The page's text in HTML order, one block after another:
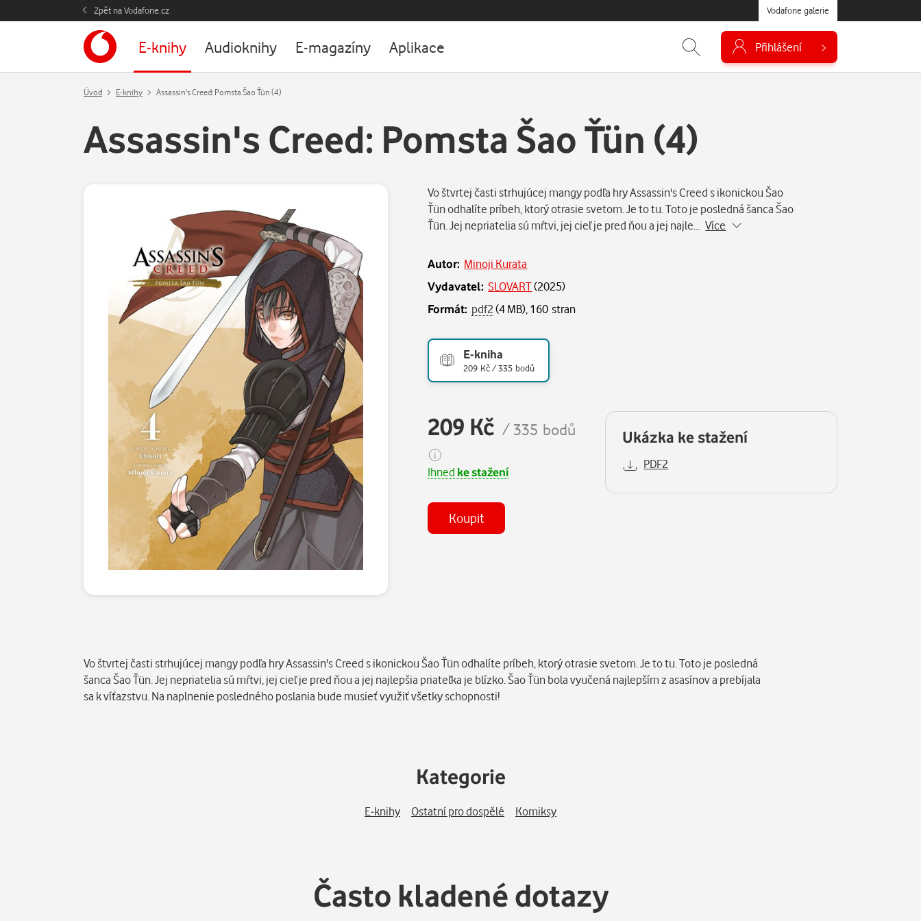
Zpět na Vodafone.cz Vodafone galerie
E-knihy Audioknihy E-magazíny Aplikace Přihlášení
Úvod E-knihy Assassin's Creed: Pomsta Šao Ťün (4)
Assassin's Creed: Pomsta Šao Ťün (4)
Vo štvrtej časti strhujúcej mangy podľa hry Assassin's Creed s ikonickou Šao
Ťün odhalíte príbeh, ktorý otrasie svetom. Je to tu. Toto je posledná šanca Šao
Ťün. Jej nepriatelia sú mŕtvi, jej cieľ je pred ňou a jej najle…Více
Autor: Minoji Kurata
Vydavatel: SLOVART(2025)
Formát: pdf2(4 MB), 160 stran
E-kniha
209 Kč / 335 bodů
209 Kč / 335 bodů
Ihned ke stažení
Koupit
Ukázka ke stažení
PDF2
Vo štvrtej časti strhujúcej mangy podľa hry Assassin's Creed s ikonickou Šao Ťün odhalíte príbeh, ktorý otrasie svetom. Je to tu. Toto je posledná
šanca Šao Ťün. Jej nepriatelia sú mŕtvi, jej cieľ je pred ňou a jej najlepšia priateľka je blízko. Šao Ťün bola vyučená najlepším z asasínov a prebíjala
sa k víťazstvu. Na naplnenie posledného poslania bude musieť využiť všetky schopnosti!
Kategorie
E-knihy Ostatní pro dospělé Komiksy
Často kladené dotazy